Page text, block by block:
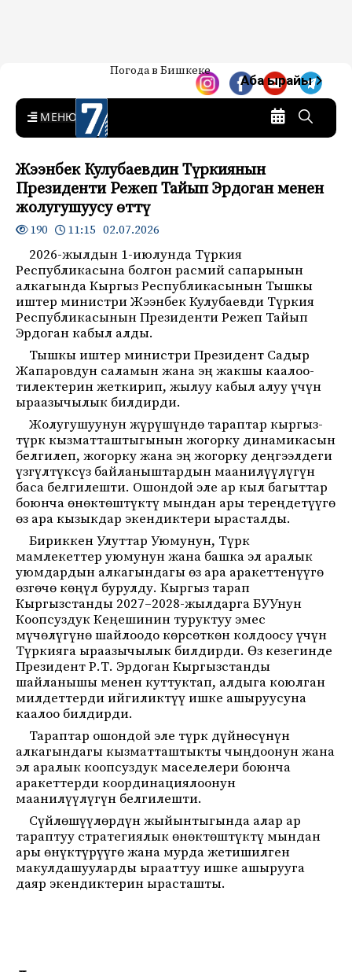
7-канал. Жаңылыктар —
Кыргызстан
Жаңылыктар — Кыргызстан
Погода в Бишкеке
Аба ырайы
MENU
Жээнбек Кулубаевдин Түркиянын
Президенти Режеп Тайып Эрдоган менен
жолугушуусу өттү
190 11:15 02.07.2026
2026-жылдын 1-июлунда Түркия
Республикасына болгон расмий сапарынын
алкагында Кыргыз Республикасынын Тышкы
иштер министри Жээнбек Кулубаевди Түркия
Республикасынын Президенти Режеп Тайып
Эрдоган кабыл алды.
Тышкы иштер министри Президент Садыр
Жапаровдун саламын жана эң жакшы каалоо-
тилектерин жеткирип, жылуу кабыл алуу үчүн
ыраазычылык билдирди.
Жолугушуунун жүрүшүндө тараптар кыргыз-
түрк кызматташтыгынын жогорку динамикасын
белгилеп, жогорку жана эң жогорку деңгээлдеги
үзгүлтүксүз байланыштардын маанилүүлүгүн
баса белгилешти. Ошондой эле ар кыл багыттар
боюнча өнөктөштүктү мындан ары тереңдетүүгө
өз ара кызыкдар экендиктери ырасталды.
Бириккен Улуттар Уюмунун, Түрк
мамлекеттер уюмунун жана башка эл аралык
уюмдардын алкагындагы өз ара аракеттенүүгө
өзгөчө көңүл бурулду. Кыргыз тарап
Кыргызстанды 2027–2028-жылдарга БУУнун
Коопсуздук Кеңешинин туруктуу эмес
мүчөлүгүнө шайлоодо көрсөткөн колдоосу үчүн
Түркияга ыраазычылык билдирди. Өз кезегинде
Президент Р.Т. Эрдоган Кыргызстанды
шайланышы менен куттуктап, алдыга коюлган
милдеттерди ийгиликтүү ишке ашыруусуна
каалоо билдирди.
Тараптар ошондой эле түрк дүйнөсүнүн
алкагындагы кызматташтыкты чыңдоонун жана
эл аралык коопсуздук маселелери боюнча
аракеттерди координациялоонун
маанилүүлүгүн белгилешти.
Сүйлөшүүлөрдүн жыйынтыгында алар ар
тараптуу стратегиялык өнөктөштүктү мындан
ары өнүктүрүүгө жана мурда жетишилген
макулдашууларды ырааттуу ишке ашырууга
даяр экендиктерин ырасташты.